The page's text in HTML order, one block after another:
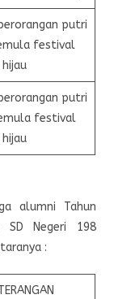
putri
festival
putri
festival
alumni Tahun
SD Negeri 198
: